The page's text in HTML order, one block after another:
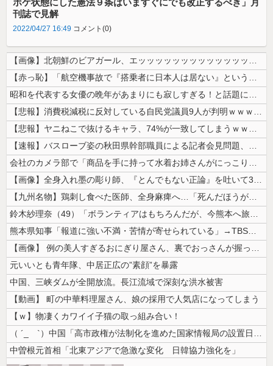
ボケ状態にした憲法９条はいますぐにでも改正するべき」月
刊誌で見解
2022/04/27 16:49 コメント(0)
【画像】北朝鮮のビアガール、エッッッッッッッッッッッッッッッッッ！
【赤っ恥】「航空機事故で『搭乗者に日本人は居ない』という発表は嫌い。人...
昭和を代表する女優の晩年があまりにも寂しすぎる！と話題に、自身の子供を...
【悲報】消費税減税に反対している自民党議員9人が判明ｗｗｗｗｗｗ
【悲報】ヤニねこで抜けるキャラ、74%が一致してしまうｗｗｗｗｗ
【速報】バスローブ姿の秋田県幹部職員による記者会見問題、ラブホテルから...
会社のカメラ部で「商品を手に持って水着お姉さんがにっこり」を撮影、だが...
【画像】全身入れ墨の彫り師、『とんでもない正論』を吐いて30万再生され...
【九州名物】鶏刺し食べた医師、全身麻痺へ…「死んだほうが良かったと思っ...
鈴木紗理奈（49）「ボランティアはもちろんだが、今熊本へ旅行に行くこと...
熊本県知事「報道に強い不満・苦情が寄せられている」→TBSの報道特集が...
【画像】 例の美人すぎるおにぎり屋さん、裏でおっさんが握っていたｗｗｗ...
元いいとも青年隊、中居正広の”素顔”を暴露
中国、三峡ダムが全開放流。長江流域で深刻な洪水被害
【動画】 町の中華料理屋さん、娘の採用で人気店になってしまう
【ｗ】物凄くカワイイ子猫の取っ組み合い！
（ ´_ゝ`）中国「高市政権が法制化を進めた国家情報局の設置日が7月3...
中曽根元首相「北東アジアで急激な変化 日韓協力強化を」